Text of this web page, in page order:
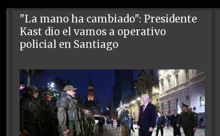
"La mano ha cambiado": Presidente
Kast dio el vamos a operativo
policial en Santiago